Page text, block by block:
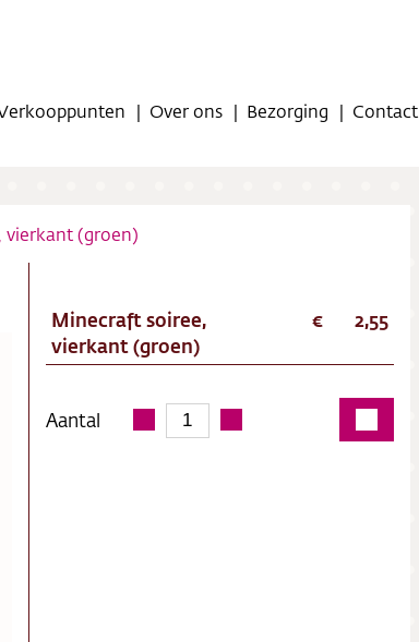
Over ons Bezorging Contact
vierkant (groen)
Minecraft soiree,
vierkant (groen)
2,55
Aantal